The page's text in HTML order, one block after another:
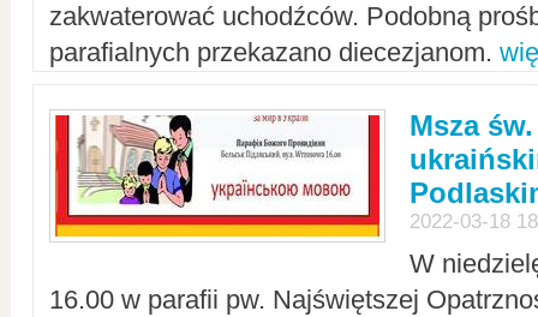
zakwaterować uchodźców. Podobną
parafialnych przekazano diecezjanom.
Msza
2022-03-18
W
16.00 w parafii pw. Najświętszej